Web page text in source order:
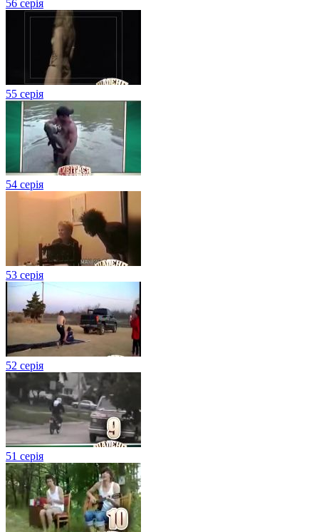
56 серія
55 серія
54 серія
53 серія
52 серія
51 серія